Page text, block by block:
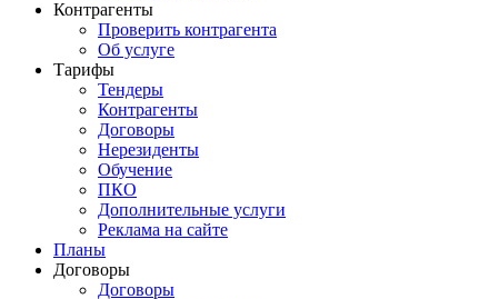
Контрагенты
Проверить контрагента
Об услуге
Тарифы
Тендеры
Контрагенты
Договоры
Нерезиденты
Обучение
ПКО
Дополнительные услуги
Реклама на сайте
Планы
Договоры
Договоры